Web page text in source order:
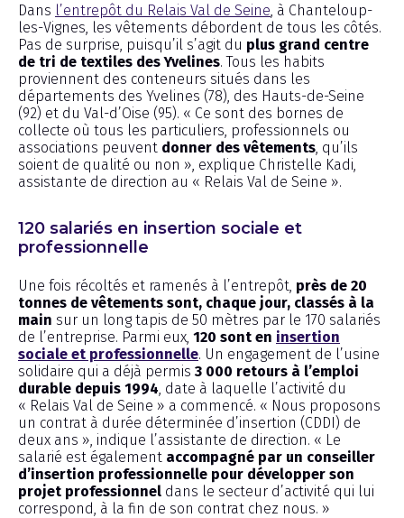
Dans l’entrepôt du Relais Val de Seine , à Chanteloup-
les-Vignes, les vêtements débordent de tous les côtés.
Pas de surprise, puisqu’il s’agit du plus grand centre
de tri de textiles des Yvelines. Tous les habits
proviennent des conteneurs situés dans les
départements des Yvelines (78), des Hauts-de-Seine
(92) et du Val-d’Oise (95). « Ce sont des bornes de
collecte où tous les particuliers, professionnels ou
associations peuvent donner des vêtements , qu’ils
soient de qualité ou non », explique Christelle Kadi,
assistante de direction au « Relais Val de Seine ».
120 salariés en insertion sociale et
professionnelle
Une fois récoltés et ramenés à l’entrepôt, près de 20
tonnes de vêtements sont, chaque jour, classés à la
main sur un long tapis de 50 mètres par le 170 salariés
de l’entreprise. Parmi eux, 120 sont en insertion
sociale et professionnelle. Un engagement de l’usine
solidaire qui a déjà permis 3 000 retours à l’emploi
durable depuis 1994 , date à laquelle l’activité du
« Relais Val de Seine » a commencé. « Nous proposons
un contrat à durée déterminée d’insertion (CDDI) de
deux ans », indique l’assistante de direction. « Le
salarié est également accompagné par un conseiller
d’insertion professionnelle pour développer son
projet professionnel dans le secteur d’activité qui lui
correspond, à la fin de son contrat chez nous. »